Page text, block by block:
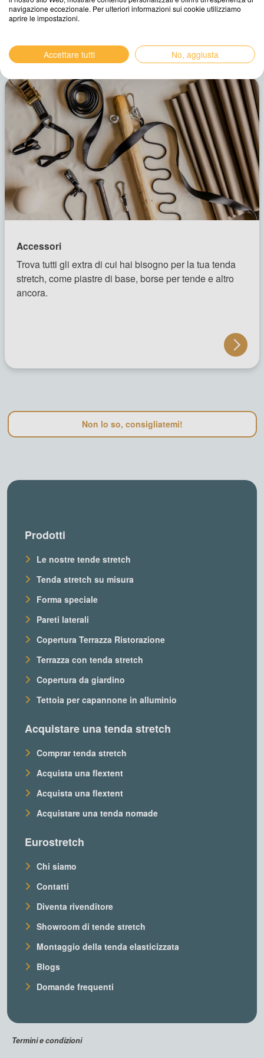
Accessori
Trova tutti gli extra di cui hai bisogno per la tua tenda
stretch, come piastre di base, borse per tende e altro
ancora.
Non lo so, consigliatemi!
Prodotti
Le nostre tende stretch
Tenda stretch su misura
Forma speciale
Pareti laterali
Copertura Terrazza Ristorazione
Terrazza con tenda stretch
Copertura da giardino
Tettoia per capannone in alluminio
Acquistare una tenda stretch
Comprar tenda stretch
Acquista una flextent
Acquista una flextent
Acquistare una tenda nomade
Eurostretch
Chi siamo
Contatti
Diventa rivenditore
Showroom di tende stretch
Montaggio della tenda elasticizzata
Blogs
Domande frequenti
Termini e condizioni
navigazione eccezionale. Per ulteriori informazioni sui cookie utilizziamo
aprire le impostazioni.
Accettare tutti No, aggiusta